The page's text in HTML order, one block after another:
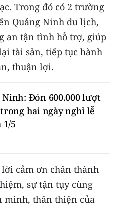
Trong đó có 2 trường
Quảng Ninh du lịch,
an tận tình hỗ trợ, giúp
tài sản, tiếp tục hành
thuận lợi.
Ninh: Đón 600.000 lượt
hai ngày nghỉ lễ
1/5
cảm ơn chân thành
sự tận tụy cùng
minh, thân thiện của